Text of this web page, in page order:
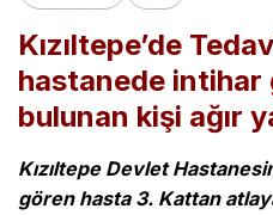
Kızıltepe’de
hastanede intihar
bulunan kişi ağır
Kızıltepe Devlet
gören hasta 3. Kattan